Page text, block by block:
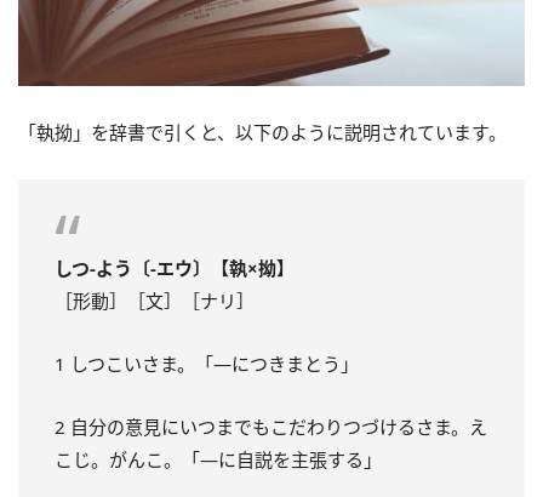
「執拗」を辞書で引くと、以下のように説明されています。
しつ‐よう〔‐エウ〕【執×拗】
［形動］［文］［ナリ］
1 しつこいさま。「―につきまとう」
2 自分の意見にいつまでもこだわりつづけるさま。え
こじ。がんこ。「―に自説を主張する」